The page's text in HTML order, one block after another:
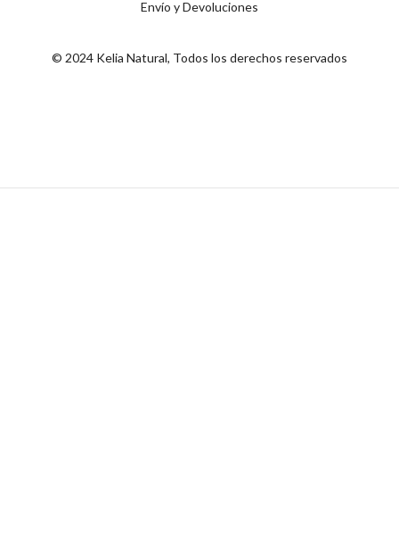
Envío y Devoluciones
© 2024 Kelia Natural, Todos los derechos reservados